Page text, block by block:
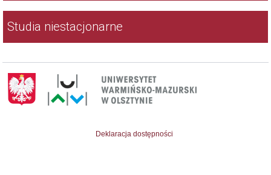
Studia niestacjonarne
Deklaracja dostępności